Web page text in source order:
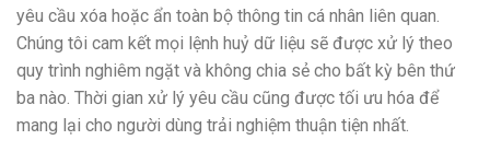
yêu cầu xóa hoặc ẩn toàn bộ thông tin cá nhân liên quan.
Chúng tôi cam kết mọi lệnh huỷ dữ liệu sẽ được xử lý theo
quy trình nghiêm ngặt và không chia sẻ cho bất kỳ bên thứ
ba nào. Thời gian xử lý yêu cầu cũng được tối ưu hóa để
mang lại cho người dùng trải nghiệm thuận tiện nhất.